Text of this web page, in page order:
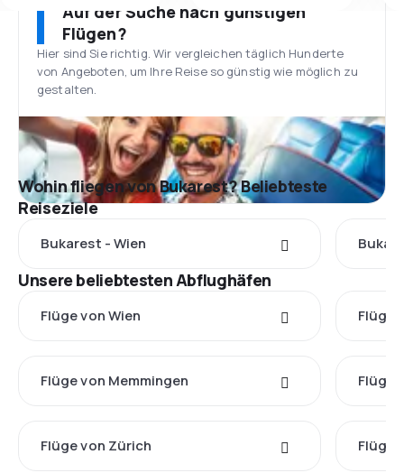
Auf der Suche nach günstigen
Flügen?
Hier sind Sie richtig. Wir vergleichen täglich Hunderte
von Angeboten, um Ihre Reise so günstig wie möglich zu
gestalten.
Wohin fliegen von Bukarest? Beliebteste
Reiseziele
Bukarest - Wien
Unsere beliebtesten Abflughäfen
Flüge von Wien Flüge
Flüge von Memmingen Flüge
Flüge von Zürich Flüge